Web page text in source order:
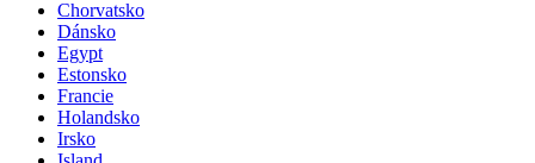
Chorvatsko
Dánsko
Egypt
Estonsko
Francie
Holandsko
Irsko